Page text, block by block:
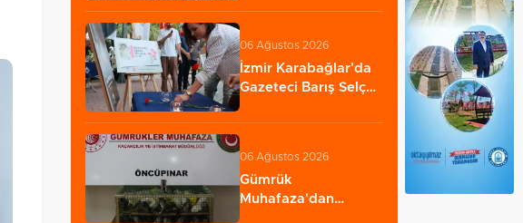
06 Ağustos 2026
İzmir Karabağlar'da
Gazeteci Barış Selçuk
06 Ağustos 2026
Gümrük
Muhafaza'dan